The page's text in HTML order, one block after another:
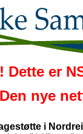
Dette er
nye
i